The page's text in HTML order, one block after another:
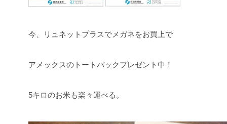
今、リュネットプラスでメガネをお買上で
アメックスのトートバックプレゼント中！
5キロのお米も楽々運べる。